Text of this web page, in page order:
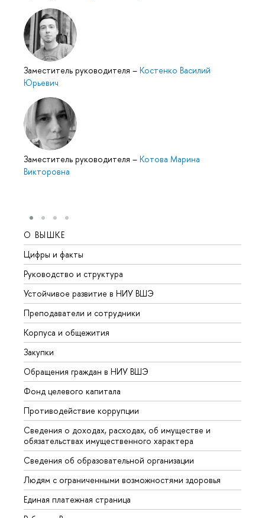
Заместитель руководителя – Костенко Василий
Юрьевич
Заместитель руководителя – Котова Марина
Викторовна
О ВЫШКЕ
Цифры и факты
Руководство и структура
Устойчивое развитие в НИУ ВШЭ
Преподаватели и сотрудники
Корпуса и общежития
Закупки
Обращения граждан в НИУ ВШЭ
Фонд целевого капитала
Противодействие коррупции
Сведения о доходах, расходах, об имуществе и
обязательствах имущественного характера
Сведения об образовательной организации
Людям с ограниченными возможностями здоровья
Единая платежная страница